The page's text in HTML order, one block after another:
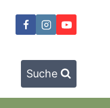
Suche